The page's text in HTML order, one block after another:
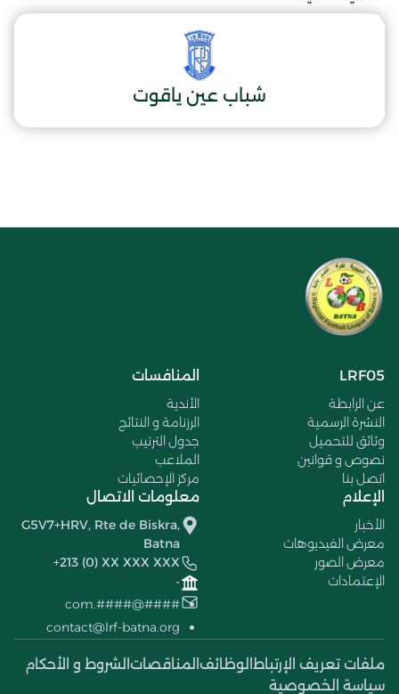
شباب عين ياقوت
LRF05
عن الرابطة
النشرة الرسمية
وثائق للتحميل
نصوص و قوانين
اتصل بنا
المنافسات
الأندية
الرزنامة و النتائج
جدول الترتيب
الملاعب
مركز الإحصائيات
الإعلام
الأخبار
معرض الفيديوهات
معرض الصور
الإعتمادات
معلومات الاتصال
G5V7+HRV, Rte de Biskra,
Batna
+213 (0) XX XXX XXX
-
####@####.com
contact@lrf-batna.org
ملفات تعريف الإرتباط الوظائف المناقصات الشروط و الأحكام
سياسة الخصوصية